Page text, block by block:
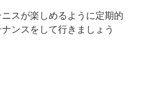
スが楽しめるように定期的
ンスをして行きましょう